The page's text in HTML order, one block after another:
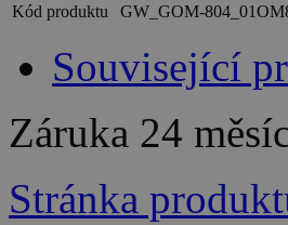
Kód produktu
GW_GOM-
Související
Záruka 24
Stránka